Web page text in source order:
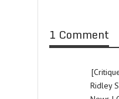
1 Comment
Ridley